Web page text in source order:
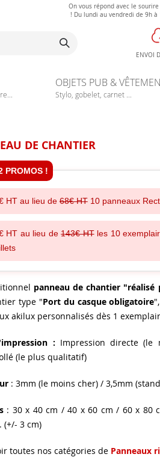
On vous répond avec le
! Du lundi au vendredi de 9h à
ENVOI
OBJETS PUB &
Stylo, gobelet, carnet ...
DE CHANTIER
PROMOS !
HT au lieu de68€ HT10 panneaux
HT au lieu de143€ HTles 10
panneau de chantier "réalisé
type "Port du casque obligatoire
akilux personnalisés dès 1
: Impression directe (le
(le plus qualitatif)
: 3mm (le moins cher) / 3,5mm
: 30 x 40 cm / 40 x 60 cm / 60 x 80
(+/- 3 cm)
toutes nos catégories de Panneaux